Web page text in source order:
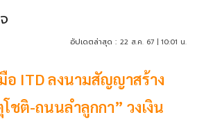
อัปเดตล่าสุด : 22 ส.ค. 67 | 10:01 น.
อ ITD ลงนามสัญญาสร้าง
ชติ-ถนนลำลูกกา” วงเงิน